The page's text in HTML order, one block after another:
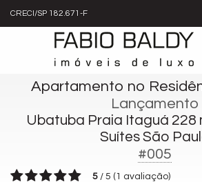
CRECI/SP 182.671-F
Apartamento no
Lançamento
Ubatuba Praia Itaguá 228
Suítes São
#005
5 / 5 ( 1 avaliação)